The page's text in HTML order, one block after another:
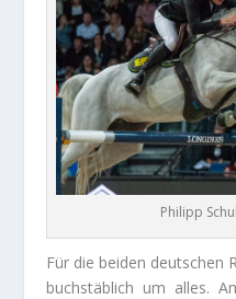
Philipp
Für die beiden deutschen
buchstäblich um alles.